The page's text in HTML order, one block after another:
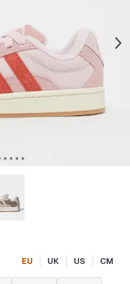
EU UK US CM